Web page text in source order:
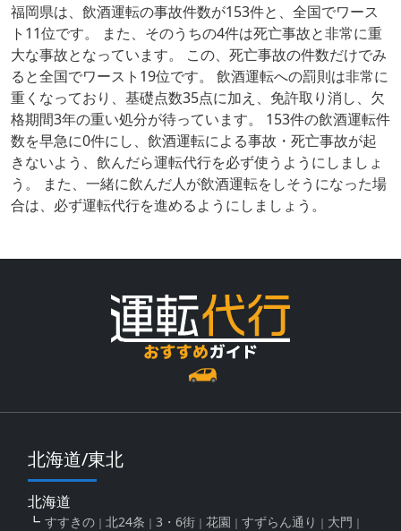
福岡県は、飲酒運転の事故件数が153件と、全国でワース
ト11位です。 また、そのうちの4件は死亡事故と非常に重
大な事故となっています。 この、死亡事故の件数だけでみ
ると全国でワースト19位です。 飲酒運転への罰則は非常に
重くなっており、基礎点数35点に加え、免許取り消し、欠
格期間3年の重い処分が待っています。 153件の飲酒運転件
数を早急に0件にし、飲酒運転による事故・死亡事故が起
きないよう、飲んだら運転代行を必ず使うようにしましょ
う。 また、一緒に飲んだ人が飲酒運転をしそうになった場
合は、必ず運転代行を進めるようにしましょう。
北海道/東北
北海道
すすきの 北24条 3・6街 花園 すずらん通り 大門